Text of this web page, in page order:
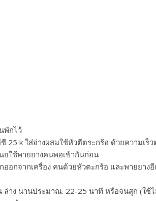
พักไว้
25 k ใส่อ่างผสมใช้หัวตีตระกร้อ ด้วยความเร็
ยใช้พายยางคนพอเข้ากันก่อน
อกจากเครื่อง คนด้วยหัวตะกร้อ และพายยาง
ล่าง นานประมาณ. 22-25 นาที หรือจนสุก (ใ